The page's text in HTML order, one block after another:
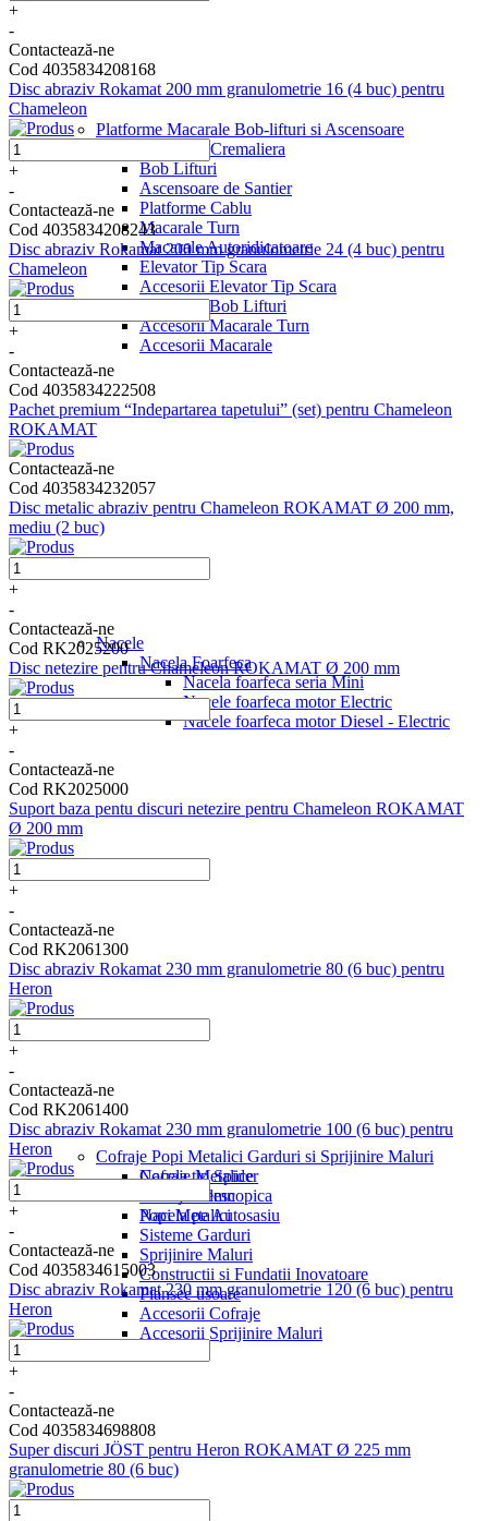
Platforme Macarale Bob-lifturi si Ascensoare
Platforme Cremaliera
Bob Lifturi
Ascensoare de Santier
Platforme Cablu
Macarale Turn
Macarale Autoridicatoare
Elevator Tip Scara
Accesorii Elevator Tip Scara
Accesorii Bob Lifturi
Accesorii Macarale Turn
Accesorii Macarale
Nacele
Nacela Foarfeca
Nacela foarfeca seria Mini
Nacele foarfeca motor Electric
Nacele foarfeca motor Diesel - Electric
Nacela tip Spider
Nacela Telescopica
Nacela pe Autosasiu
Cofraje Popi Metalici Garduri si Sprijinire Maluri
Cofraje Metalice
Cofraje Lemn
Popi Metalici
Sisteme Garduri
Sprijinire Maluri
Constructii si Fundatii Inovatoare
Plansee usoare
Accesorii Cofraje
Accesorii Sprijinire Maluri
+
-
Contactează-ne
Cod 4035834208168
Disc abraziv Rokamat 200 mm granulometrie 16 (4 buc) pentru
Chameleon
+
-
Contactează-ne
Cod 4035834208243
Disc abraziv Rokamat 200 mm granulometrie 24 (4 buc) pentru
Chameleon
+
-
Contactează-ne
Cod 4035834222508
Pachet premium “Indepartarea tapetului” (set) pentru Chameleon
ROKAMAT
Contactează-ne
Cod 4035834232057
Disc metalic abraziv pentru Chameleon ROKAMAT Ø 200 mm,
mediu (2 buc)
+
-
Contactează-ne
Cod RK2025200
Disc netezire pentru Chameleon ROKAMAT Ø 200 mm
+
-
Contactează-ne
Cod RK2025000
Suport baza pentu discuri netezire pentru Chameleon ROKAMAT
Ø 200 mm
+
-
Contactează-ne
Cod RK2061300
Disc abraziv Rokamat 230 mm granulometrie 80 (6 buc) pentru
Heron
+
-
Contactează-ne
Cod RK2061400
Disc abraziv Rokamat 230 mm granulometrie 100 (6 buc) pentru
Heron
+
-
Contactează-ne
Cod 4035834615003
Disc abraziv Rokamat 230 mm granulometrie 120 (6 buc) pentru
Heron
+
-
Contactează-ne
Cod 4035834698808
Super discuri JÖST pentru Heron ROKAMAT Ø 225 mm
granulometrie 80 (6 buc)